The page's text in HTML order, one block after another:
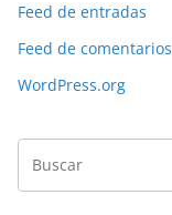
Feed de entradas
Feed de comentarios
WordPress.org